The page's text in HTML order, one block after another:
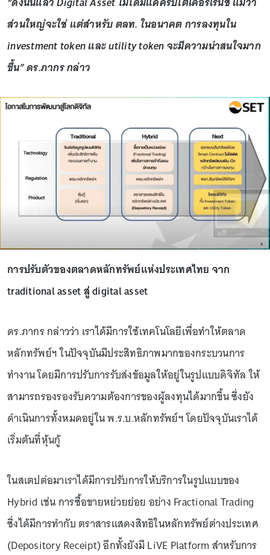
ส่วนใหญ่จะใช่ แต่สำหรับ ตลท. ในอนาคต การลงทุนใน
investment token และ utility token จะมีความน่าสนใจมาก
ขึ้น” ดร.ภากร กล่าว
การปรับตัวของตลาดหลักทรัพย์แห่งประเทศไทย จาก
traditional asset สู่ digital asset
ดร.ภากร กล่าวว่า เราได้มีการใช้เทคโนโลยีเพื่อทำให้ตลาด
หลักทรัพย์ฯ ในปัจจุบันมีประสิทธิภาพมากของกระบวนการ
ทำงาน โดยมีการปรับการรับส่งข้อมูลให้อยู่ในรูปแบบดิจิทัล ให้
สามารถรองรองรับความต้องการของผู้ลงทุนได้มากขึ้น ซึ่งยัง
ดำเนินการทั้งหมดอยู่ใน พ.ร.บ.หลักทรัพย์ฯ โดยปัจจุบันเราได้
เริ่มต้นที่หุ้นกู้
ในสเตปต่อมาเราได้มีการปรับการให้บริการในรูปแบบของ
Hybrid เช่น การซื้อขายหย่วยย่อย อย่าง Fractional Trading
ซึ่งได้มีการทำกับ ตราสารแสดงสิทธิในหลักทรัพย์ต่างประเทศ
(Depository Receipt) อีกทั้งยังมี LiVE Platform สำหรับการ